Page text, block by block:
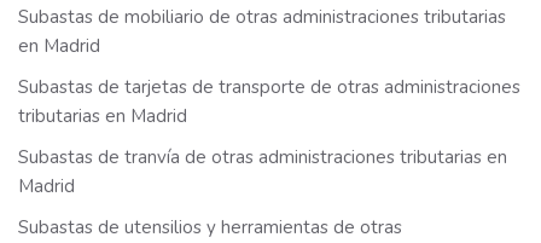
Subastas de mobiliario de otras administraciones tributarias
en Madrid
Subastas de tarjetas de transporte de otras administraciones
tributarias en Madrid
Subastas de tranvía de otras administraciones tributarias en
Madrid
Subastas de utensilios y herramientas de otras